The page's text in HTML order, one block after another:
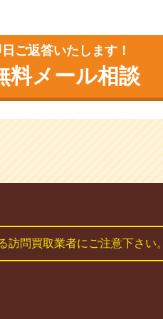
ご返答いたします！
料メール相談
問買取業者にご注意下さい。